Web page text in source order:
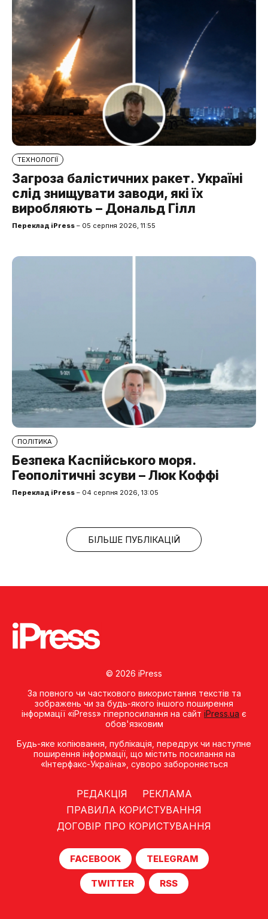
ТЕХНОЛОГІЇ
Загроза балістичних ракет. Україні
слід знищувати заводи, які їх
виробляють – Дональд Гілл
Переклад iPress – 05 серпня 2026, 11:55
ПОЛІТИКА
Безпека Каспійського моря.
Геополітичні зсуви – Люк Коффі
Переклад iPress – 04 серпня 2026, 13:05
БІЛЬШЕ ПУБЛІКАЦІЙ
© 2026 iPress
За повного чи часткового використання текстів та
зображень чи за будь-якого іншого поширення
інформації «iPress» гіперпосилання на сайт iPress.ua є
обов'язковим
Будь-яке копiювання, публiкацiя, передрук чи наступне
поширення iнформацiї, що мiстить посилання на
«Iнтерфакс-Україна», суворо забороняється
РЕДАКЦІЯ
РЕКЛАМА
ПРАВИЛА КОРИСТУВАННЯ
ДОГОВІР ПРО КОРИСТУВАННЯ
FACEBOOK TELEGRAM
TWITTER RSS